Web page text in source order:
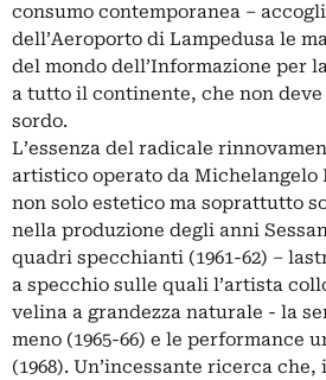
consumo contemporanea –
dell’Aeroporto di Lampedusa le
del mondo dell’Informazione per
a tutto il continente, che non
sordo.
L’essenza del radicale
artistico operato da Michelangelo
non solo estetico ma soprattutto
nella produzione degli anni
quadri specchianti (1961-62) –
a specchio sulle quali l’artista
velina a grandezza naturale - la
meno (1965-66) e le performance
(1968). Un’incessante ricerca